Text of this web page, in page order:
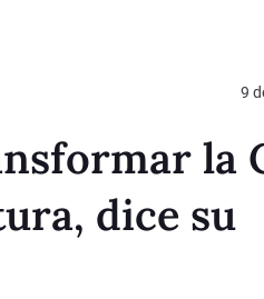
9
la
dice su